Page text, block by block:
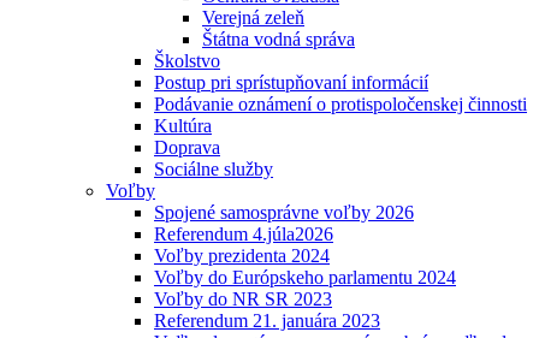
Verejná zeleň
Štátna vodná správa
Školstvo
Postup pri sprístupňovaní informácií
Podávanie oznámení o protispoločenskej činnosti
Kultúra
Doprava
Sociálne služby
Voľby
Spojené samosprávne voľby 2026
Referendum 4.júla2026
Voľby prezidenta 2024
Voľby do Európskeho parlamentu 2024
Voľby do NR SR 2023
Referendum 21. januára 2023